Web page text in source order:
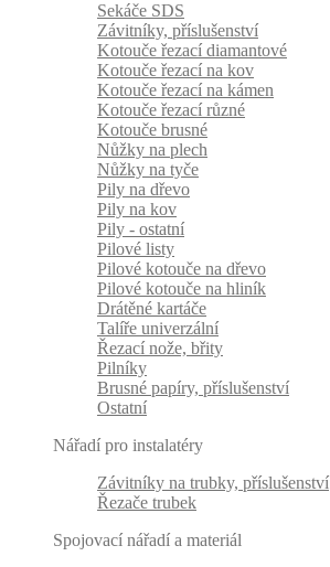
Sekáče SDS
Závitníky, příslušenství
Kotouče řezací diamantové
Kotouče řezací na kov
Kotouče řezací na kámen
Kotouče řezací různé
Kotouče brusné
Nůžky na plech
Nůžky na tyče
Pily na dřevo
Pily na kov
Pily - ostatní
Pilové listy
Pilové kotouče na dřevo
Pilové kotouče na hliník
Drátěné kartáče
Talíře univerzální
Řezací nože, břity
Pilníky
Brusné papíry, příslušenství
Ostatní
Nářadí pro instalatéry
Závitníky na trubky, příslušenství
Řezače trubek
Spojovací nářadí a materiál